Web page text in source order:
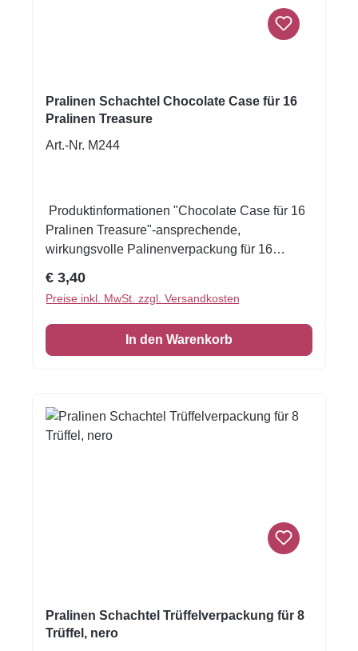
Pralinen Schachtel Chocolate Case für 16
Pralinen Treasure
Art.-Nr. M244
Produktinformationen "Chocolate Case für 16
Pralinen Treasure"-ansprechende,
wirkungsvolle Palinenverpackung für 16
Deckel mit Sichtfenster- gold-gelbe Schleife
und Grußkärtchen- aus hochwertigem Karton
mit goldener SortiereinlageMaße:
150x150x40mmIm Lieferumfang sind die
Regulärer Preis:
€ 3,40
Preise inkl. MwSt. zzgl. Versandkosten
In den Warenkorb
Pralinen Schachtel Trüffelverpackung für 8
Trüffel, nero